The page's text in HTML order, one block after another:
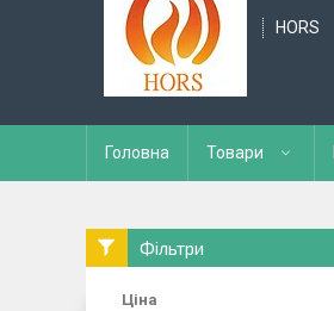
HORS
Головна Товари
Фільтри
Ціна